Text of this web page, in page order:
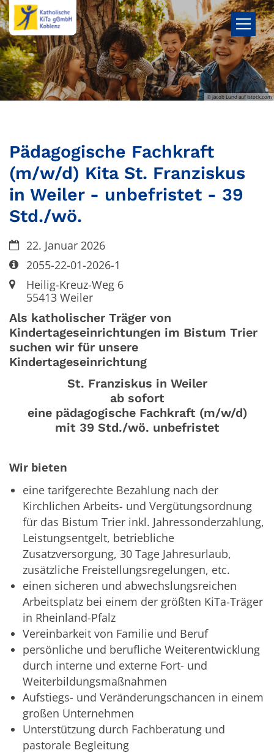
Zum Inhalt springen
© Jacob Lund auf istock.com
Pädagogische Fachkraft
(m/w/d) Kita St. Franziskus
in Weiler - unbefristet - 39
Std./wö.
Datum:22. Januar 2026
Art bzw. Nummer:
2055-22-01-2026-1
Ort:Heilig-Kreuz-Weg 6
55413Weiler
Als katholischer Träger von
Kindertageseinrichtungen im Bistum Trier
suchen wir für unsere
Kindertageseinrichtung
St. Franziskus in Weiler
ab sofort
eine pädagogische Fachkraft (m/w/d)
mit 39 Std./wö. unbefristet
Wir bieten
eine tarifgerechte Bezahlung nach der
Kirchlichen Arbeits- und Vergütungsordnung
für das Bistum Trier inkl. Jahressonderzahlung,
Leistungsentgelt, betriebliche
Zusatzversorgung, 30 Tage Jahresurlaub,
zusätzliche Freistellungsregelungen, etc.
einen sicheren und abwechslungsreichen
Arbeitsplatz bei einem der größten KiTa-Träger
in Rheinland-Pfalz
Vereinbarkeit von Familie und Beruf
persönliche und berufliche Weiterentwicklung
durch interne und externe Fort- und
Weiterbildungsmaßnahmen
Aufstiegs- und Veränderungschancen in einem
großen Unternehmen
Unterstützung durch Fachberatung und
pastorale Begleitung